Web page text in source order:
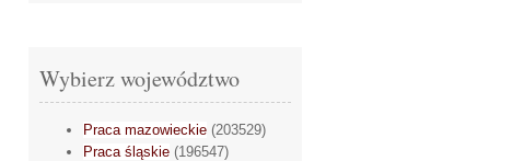
Wybierz województwo
Praca mazowieckie (203529)
Praca śląskie (196547)